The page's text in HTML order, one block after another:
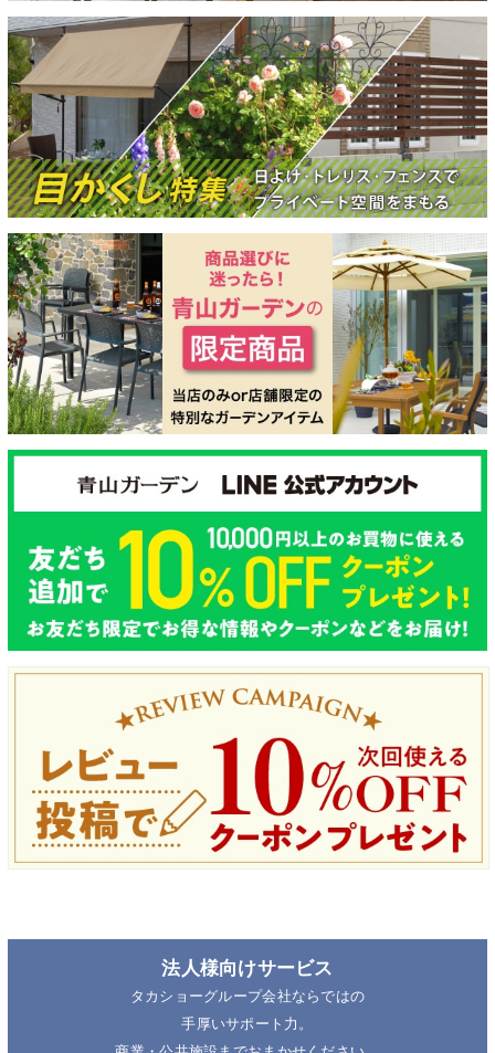
法人様向けサービス
タカショーグループ会社ならではの
手厚いサポート力。